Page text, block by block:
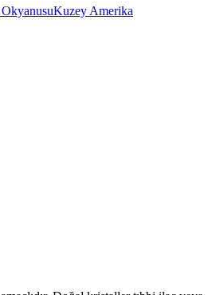
Kuzey Amerika